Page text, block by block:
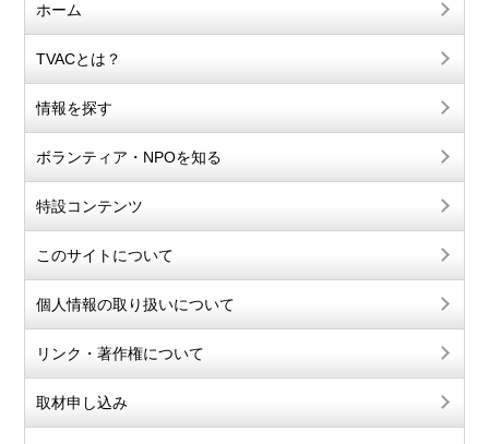
ホーム
TVACとは？
情報を探す
ボランティア・NPOを知る
特設コンテンツ
このサイトについて
個人情報の取り扱いについて
リンク・著作権について
取材申し込み